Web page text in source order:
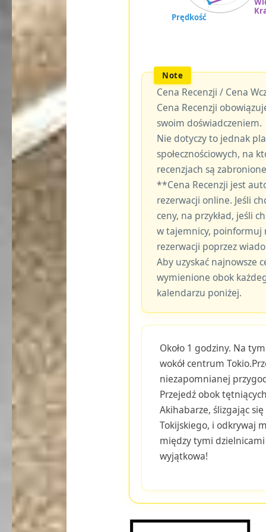
Cena Recenzji / Cena
Cena Recenzji
swoim doświadczeniem.
Nie dotyczy to jednak
społecznościowych, na
recenzjach są
**Cena Recenzji jest
rezerwacji online. Jeśli
ceny, na przykład, jeśli
w tajemnicy, poinformuj
rezerwacji poprzez
Aby uzyskać najnowsze
wymienione obok
kalendarzu poniżej.
Około 1 godziny. Na
wokół centrum
niezapomnianej
Przejedź obok
Akihabarze, ślizgając
Tokijskiego, i odkrywaj
między tymi
wyjątkowa!